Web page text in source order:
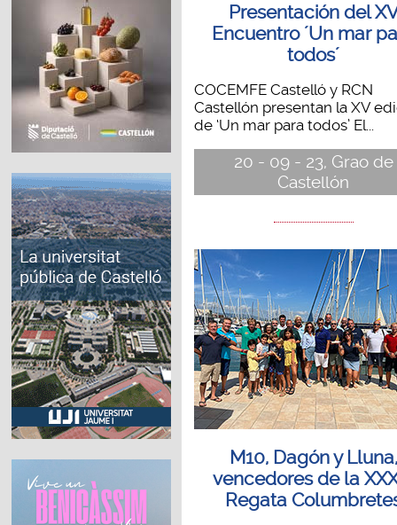
Presentación del
Encuentro ´Un mar
todos´
COCEMFE Castelló y RCN
Castellón presentan la XV
de ‘Un mar para todos’ El...
20 - 09 - 23, Grao de
Castellón
M10, Dagón y Lluna,
vencedores de la
Regata